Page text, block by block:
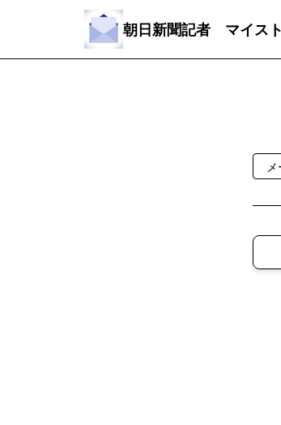
朝日新聞記者 マイス